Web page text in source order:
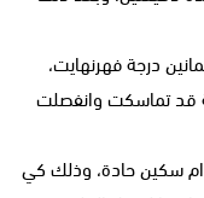
درجة فهرنهايت،
قد تماسكت وانفصلت
سكين حادة، وذلك كي